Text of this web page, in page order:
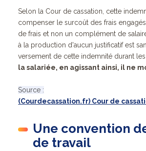
Selon la Cour de cassation, cette
compenser le surcoût des frais
de frais et non un complément de
à la production d'aucun justificatif est
versement de cette indemnité durant
la salariée, en agissant ainsi, il ne
Source :
(Courdecassation.fr) Cour de
Une convention
de travail